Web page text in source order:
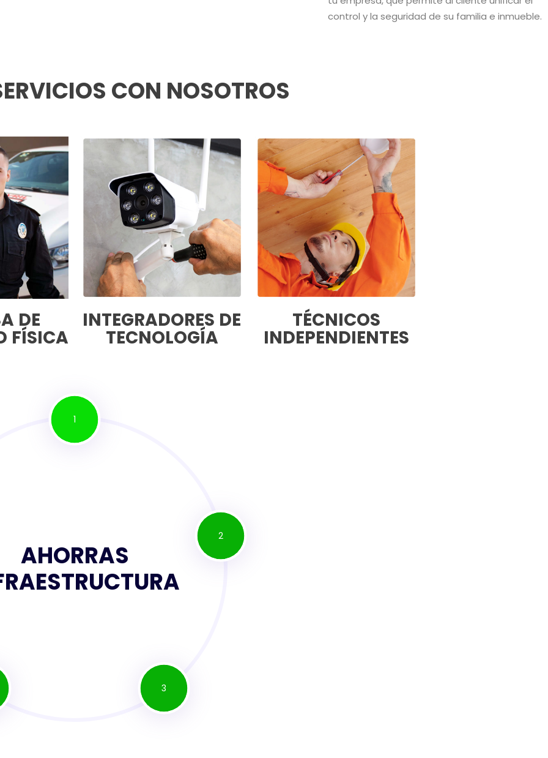
control y la seguridad de su familia e inmueble.
CON NOSOTROS
DE
FÍSICA
INTEGRADORES DE
TECNOLOGÍA
TÉCNICOS
INDEPENDIENTES
1
AHORRAS
2
3